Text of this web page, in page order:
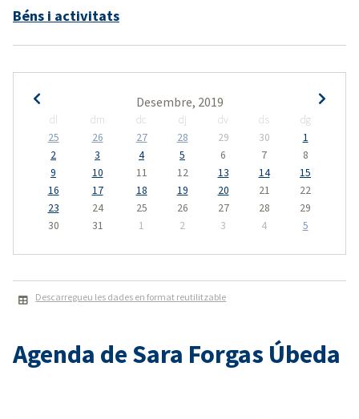
Béns i activitats
Desembre, 2019
dl dm dc dj dv ds
dg
25
26 27 28 29 30
1
2
3 4 5 6 7
8
9
10 11 12 13 14
15
16
17 18 19 20 21
22
23
24 25 26 27 28
29
30
31 1 2 3 4 5
Descarregueu les dades en format reutilitzable
Agenda de Sara Forgas Úbeda